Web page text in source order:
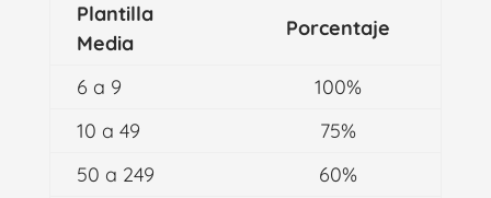
Plantilla
Media
Porcentaje
6 a 9
100%
10 a 49
75%
50 a 249
60%